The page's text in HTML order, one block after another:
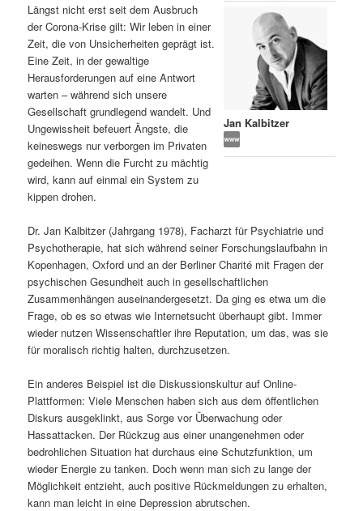
n
h
a
l
t
s
r
i
n
g
e
n
I
n
h
a
l
s
p
r
n
n
Jan Kalbitzer
Längst nicht erst seit dem Ausbruch
der Corona-Krise gilt: Wir leben in einer
Zeit, die von Unsicherheiten geprägt ist.
Eine Zeit, in der gewaltige
Herausforderungen auf eine Antwort
warten – während sich unsere
Gesellschaft grundlegend wandelt. Und
Ungewissheit befeuert Ängste, die
keineswegs nur verborgen im Privaten
gedeihen. Wenn die Furcht zu mächtig
wird, kann auf einmal ein System zu
kippen drohen.
Dr. Jan Kalbitzer (Jahrgang 1978), Facharzt für Psychiatrie und
Psychotherapie, hat sich während seiner Forschungslaufbahn in
Kopenhagen, Oxford und an der Berliner Charité mit Fragen der
psychischen Gesundheit auch in gesellschaftlichen
Zusammenhängen auseinandergesetzt. Da ging es etwa um die
Frage, ob es so etwas wie Internetsucht überhaupt gibt. Immer
wieder nutzen Wissenschaftler ihre Reputation, um das, was sie
für moralisch richtig halten, durchzusetzen.
Ein anderes Beispiel ist die Diskussionskultur auf Online-
Plattformen: Viele Menschen haben sich aus dem öffentlichen
Diskurs ausgeklinkt, aus Sorge vor Überwachung oder
Hassattacken. Der Rückzug aus einer unangenehmen oder
bedrohlichen Situation hat durchaus eine Schutzfunktion, um
wieder Energie zu tanken. Doch wenn man sich zu lange der
Möglichkeit entzieht, auch positive Rückmeldungen zu erhalten,
kann man leicht in eine Depression abrutschen.